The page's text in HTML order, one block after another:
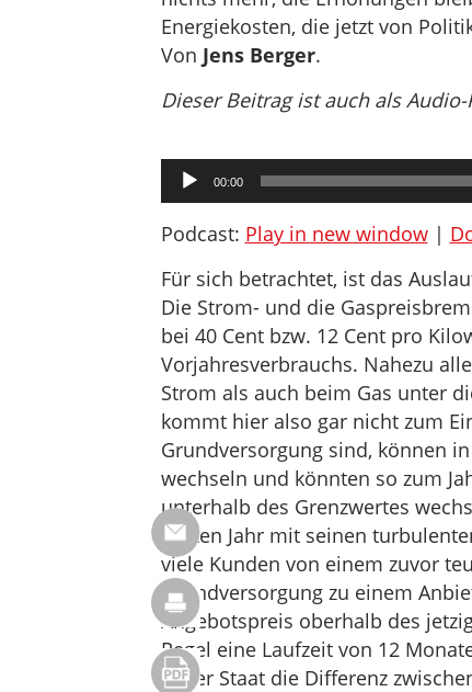
Energiekosten, die jetzt von
Von Jens Berger.
Dieser Beitrag ist auch als
Audio-
Player
00:00
Podcast: Play in new window|
Für sich betrachtet, ist das
Die Strom- und die
bei 40 Cent bzw. 12 Cent pro
Vorjahresverbrauchs. Nahezu
Strom als auch beim Gas unter
kommt hier also gar nicht zum
Grundversorgung sind, können
wechseln und könnten so zum
unterhalb des Grenzwertes
letzten Jahr mit seinen
viele Kunden von einem zuvor
Grundversorgung zu einem
Angebotspreis oberhalb des
Regel eine Laufzeit von 12
ja der Staat die Differenz